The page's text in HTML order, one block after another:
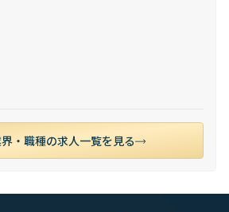
・職種の求人一覧を見る